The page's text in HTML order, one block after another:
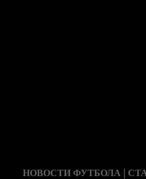
НОВОСТИ ФУТБОЛА |